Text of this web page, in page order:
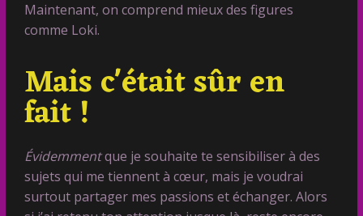
Maintenant, on comprend mieux des figures
comme Loki.
Mais c'était sûr en
fait !​
Évidemmentque je souhaite te sensibiliser à des
sujets qui me tiennent à cœur, mais je voudrai
surtout partager mes passions et échanger. Alors